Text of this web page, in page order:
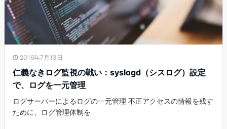
2016年7月13日
仁義なきログ監視の戦い：syslogd（シスログ）設定
で、ログを一元管理
ログサーバーによるログの一元管理 不正アクセスの情報を残す
ために、ログ管理体制を